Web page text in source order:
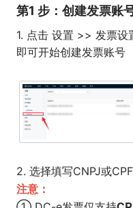
第1 步：创建发票账
1. 点击 设置 >> 发票
即可开始创建发票账号
2. 选择填写CNPJ或
注意：